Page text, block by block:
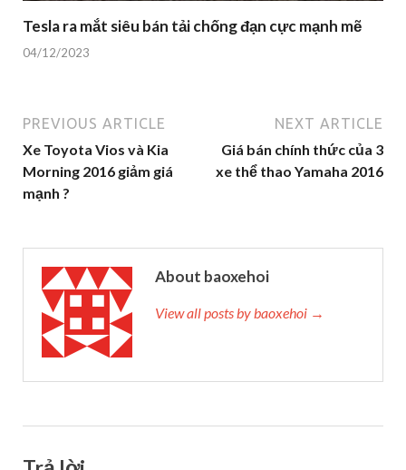
Tesla ra mắt siêu bán tải chống đạn cực mạnh mẽ
04/12/2023
PREVIOUS ARTICLE
Xe Toyota Vios và Kia
Morning 2016 giảm giá
mạnh ?
NEXT ARTICLE
Giá bán chính thức của 3
xe thể thao Yamaha 2016
About baoxehoi
View all posts by baoxehoi →